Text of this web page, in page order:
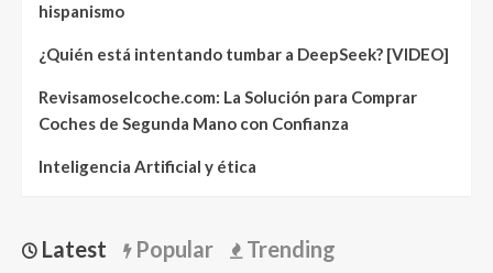
hispanismo
¿Quién está intentando tumbar a DeepSeek? [VIDEO]
Revisamoselcoche.com: La Solución para Comprar
Coches de Segunda Mano con Confianza
Inteligencia Artificial y ética
Latest Popular Trending